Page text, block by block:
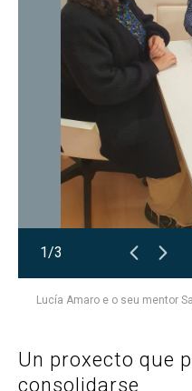
Lucía Amaro e o seu mentor
1/3
Un proxecto que
consolidarse